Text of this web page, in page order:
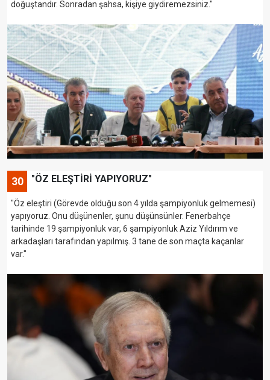
doğuştandır. Sonradan şahsa, kişiye giydiremezsiniz."
30 "ÖZ ELEŞTİRİ YAPIYORUZ"
"Öz eleştiri (Görevde olduğu son 4 yılda şampiyonluk gelmemesi)
yapıyoruz. Onu düşünenler, şunu düşünsünler. Fenerbahçe
tarihinde 19 şampiyonluk var, 6 şampiyonluk Aziz Yıldırım ve
arkadaşları tarafından yapılmış. 3 tane de son maçta kaçanlar
var."